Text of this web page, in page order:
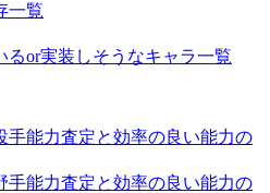
一覧
るor実装しそうなキャラ一覧
手能力査定と効率の良い能力の
手能力査定と効率の良い能力の